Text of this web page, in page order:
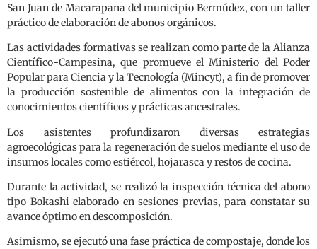
San Juan de Macarapana del municipio Bermúdez, con un taller
práctico de elaboración de abonos orgánicos.
Las actividades formativas se realizan como parte de la Alianza
Científico-Campesina, que promueve el Ministerio del Poder
Popular para Ciencia y la Tecnología (Mincyt), a fin de promover
la producción sostenible de alimentos con la integración de
conocimientos científicos y prácticas ancestrales.
Los asistentes profundizaron diversas estrategias
agroecológicas para la regeneración de suelos mediante el uso de
insumos locales como estiércol, hojarasca y restos de cocina.
Durante la actividad, se realizó la inspección técnica del abono
tipo Bokashi elaborado en sesiones previas, para constatar su
avance óptimo en descomposición.
Asimismo, se ejecutó una fase práctica de compostaje, donde los